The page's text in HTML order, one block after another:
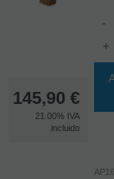
145,90 €
21.00% IVA
incluido
-
+